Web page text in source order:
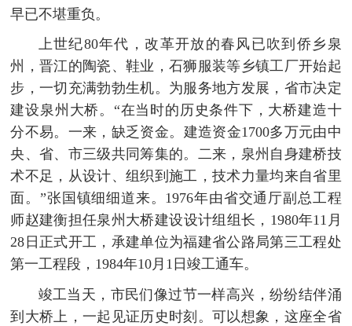
早已不堪重负。
上世纪80年代，改革开放的春风已吹到侨乡泉
州，晋江的陶瓷、鞋业，石狮服装等乡镇工厂开始起
步，一切充满勃勃生机。为服务地方发展，省市决定
建设泉州大桥。“在当时的历史条件下，大桥建造十
分不易。一来，缺乏资金。建造资金1700多万元由中
央、省、市三级共同筹集的。二来，泉州自身建桥技
术不足，从设计、组织到施工，技术力量均来自省里
面。”张国镇细细道来。1976年由省交通厅副总工程
师赵建衡担任泉州大桥建设设计组组长，1980年11月
28日正式开工，承建单位为福建省公路局第三工程处
第一工程段，1984年10月1日竣工通车。
竣工当天，市民们像过节一样高兴，纷纷结伴涌
到大桥上，一起见证历史时刻。可以想象，这座全省